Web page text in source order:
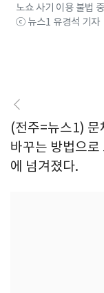
노쇼 사기 이용 불법
ⓒ 뉴스1 유경석 기자
(전주=뉴스1) 문
바꾸는 방법으
에 넘겨졌다.